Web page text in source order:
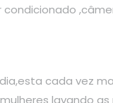
condicionado
cada vez
lavando